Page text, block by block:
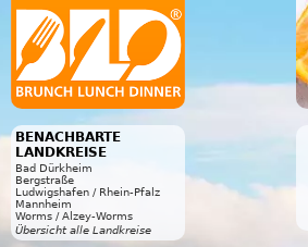
BENACHBARTE
LANDKREISE
Bad Dürkheim
Bergstraße
Ludwigshafen / Rhein-Pfalz
Mannheim
Worms / Alzey-Worms
Übersicht alle Landkreise